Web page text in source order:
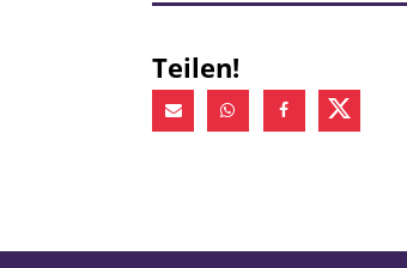
Teilen!